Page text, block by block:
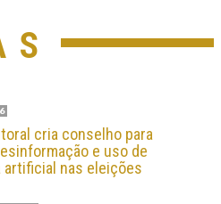
cria conselho para
e uso de
nas eleições